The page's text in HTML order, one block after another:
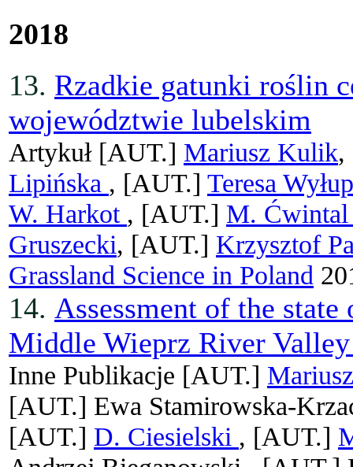
2018
13. Rzadkie gatunki roślin
województwie lubelskim
Artykuł[AUT.] Mariusz Kulik
Lipińska , [AUT.] Teresa
W. Harkot , [AUT.] M.
Gruszecki, [AUT.] Krzysztof
Grassland Science in Poland
14. Assessment of the
Middle Wieprz River
Inne Publikacje [AUT.]
[AUT.] Ewa Stamirowska-
[AUT.] D. Ciesielski , [AUT.]